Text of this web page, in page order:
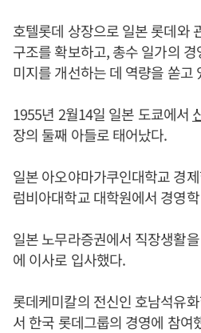
호텔롯데 상장으로 일본 롯데와
구조를 확보하고, 총수 일가의
미지를 개선하는 데 역량을 쏟고
1955년 2월14일 일본 도쿄에서
장의 둘째 아들로 태어났다.
일본 아오야마가쿠인대학교 경
럼비아대학교 대학원에서 경영
일본 노무라증권에서 직장생활
에 이사로 입사했다.
롯데케미칼의 전신인 호남석유
서 한국 롯데그룹의 경영에 참여